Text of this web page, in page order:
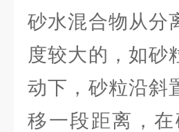
砂水混合物从分
度较大的，如砂
动下，砂粒沿斜
移一段距离，